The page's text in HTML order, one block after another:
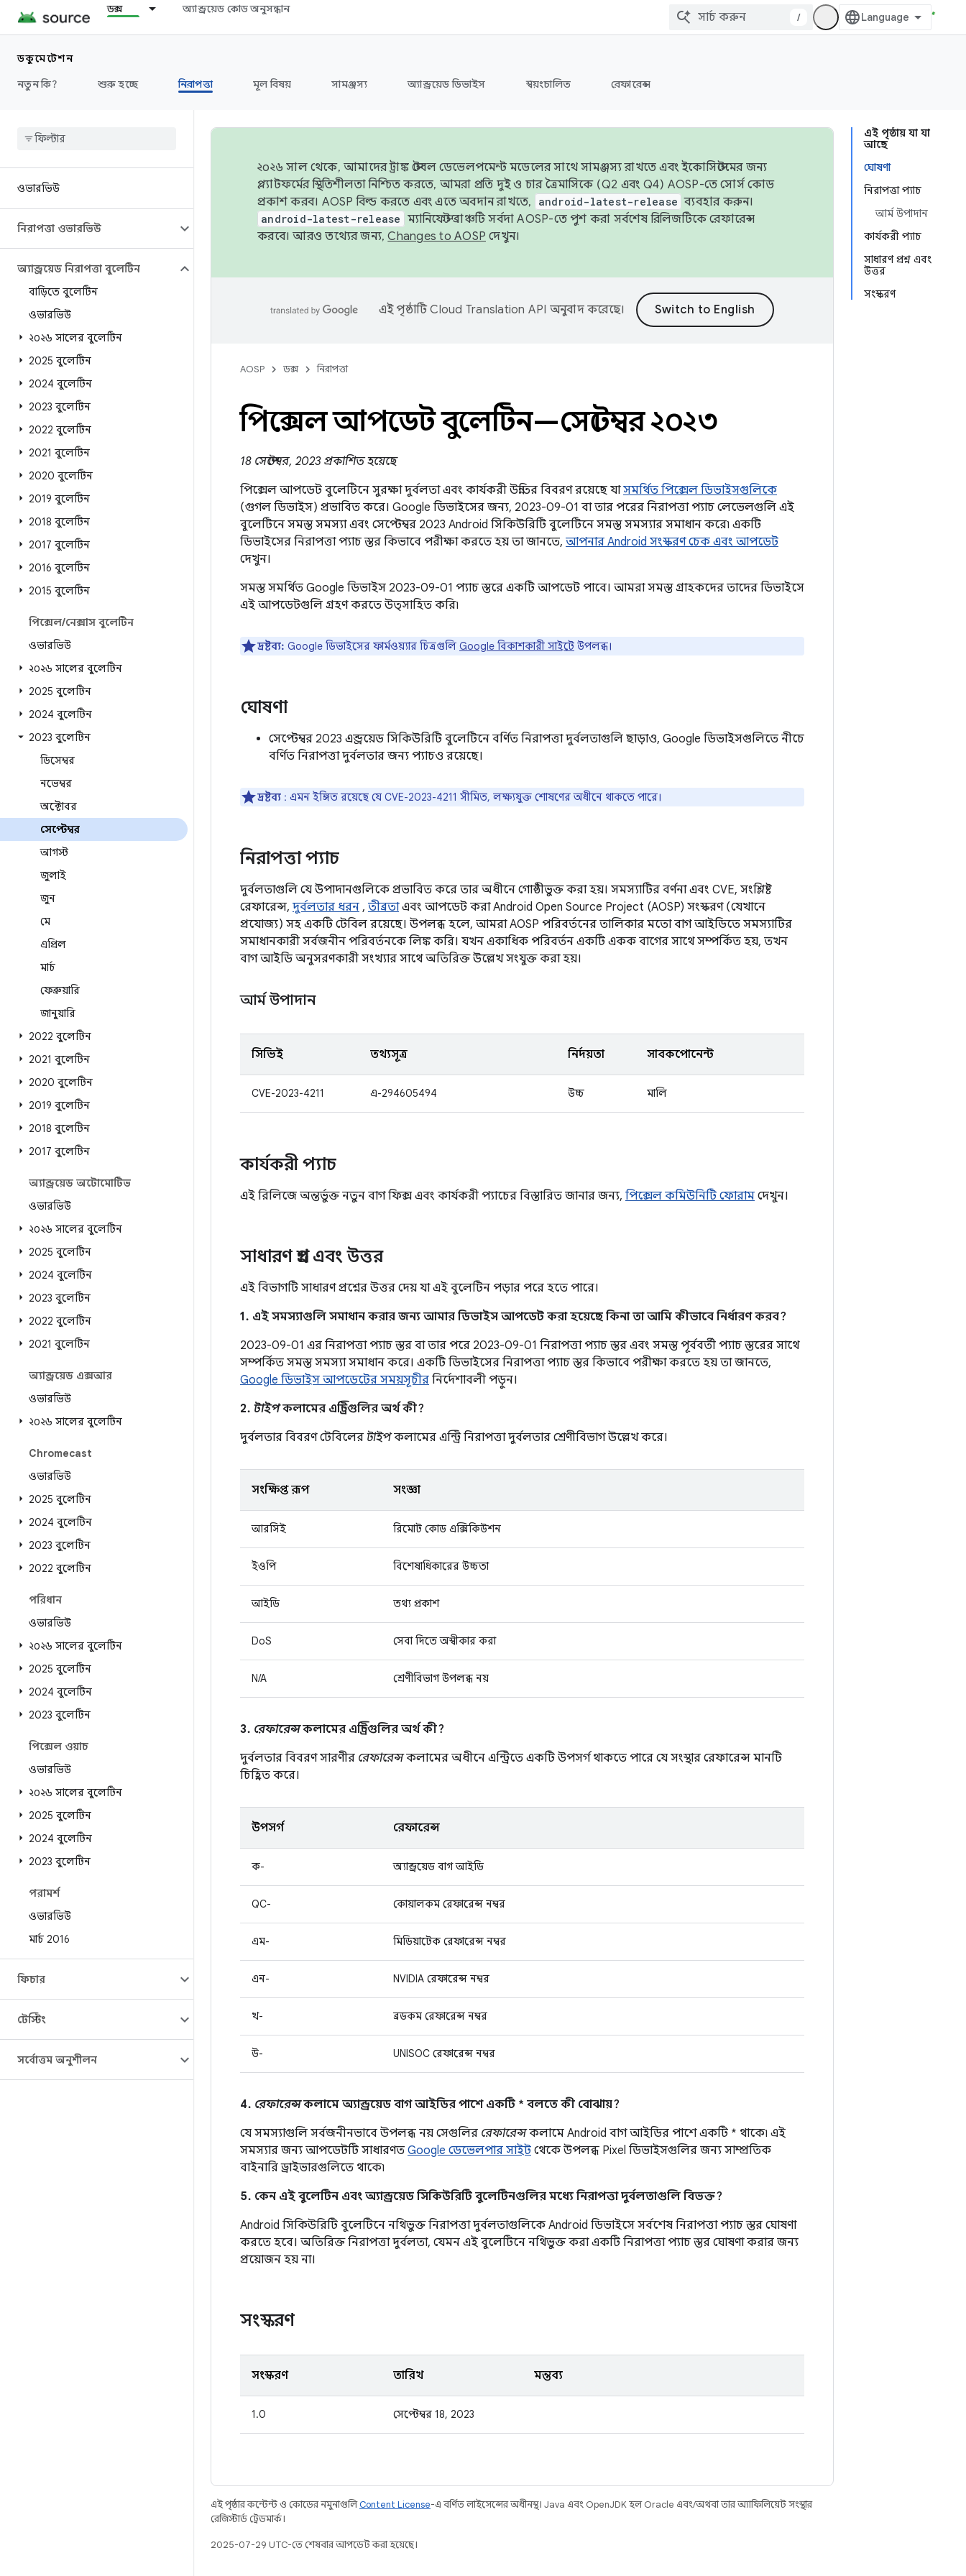
ডক্স অ্যান্ড্রয়েড কোড অনুসন্ধান
/
ডকুমেন্টেশন
নতুন কি?
শুরু হচ্ছে নিরাপত্তা মূল বিষয় সামঞ্জস্য অ্যান্ড্রয়েড ডিভাইস স্বয়ংচালিত রেফারেন্স
ওভারভিউ
নিরাপত্তা ওভারভিউ
অ্যান্ড্রয়েড নিরাপত্তা বুলেটিন
বাড়িতে বুলেটিন
ওভারভিউ
২০২৬ সালের বুলেটিন
2025 বুলেটিন
2024 বুলেটিন
2023 বুলেটিন
2022 বুলেটিন
2021 বুলেটিন
2020 বুলেটিন
2019 বুলেটিন
2018 বুলেটিন
2017 বুলেটিন
2016 বুলেটিন
2015 বুলেটিন
পিক্সেল/নেক্সাস বুলেটিন
ওভারভিউ
২০২৬ সালের বুলেটিন
2025 বুলেটিন
2024 বুলেটিন
2023 বুলেটিন
ডিসেম্বর
নভেম্বর
অক্টোবর
সেপ্টেম্বর
আগস্ট
জুলাই
জুন
মে
এপ্রিল
মার্চ
ফেব্রুয়ারি
জানুয়ারি
2022 বুলেটিন
2021 বুলেটিন
2020 বুলেটিন
2019 বুলেটিন
2018 বুলেটিন
2017 বুলেটিন
অ্যান্ড্রয়েড অটোমোটিভ
ওভারভিউ
২০২৬ সালের বুলেটিন
2025 বুলেটিন
2024 বুলেটিন
2023 বুলেটিন
2022 বুলেটিন
2021 বুলেটিন
অ্যান্ড্রয়েড এক্সআর
ওভারভিউ
২০২৬ সালের বুলেটিন
Chromecast
ওভারভিউ
2025 বুলেটিন
2024 বুলেটিন
2023 বুলেটিন
2022 বুলেটিন
পরিধান
ওভারভিউ
২০২৬ সালের বুলেটিন
2025 বুলেটিন
2024 বুলেটিন
2023 বুলেটিন
পিক্সেল ওয়াচ
ওভারভিউ
২০২৬ সালের বুলেটিন
2025 বুলেটিন
2024 বুলেটিন
2023 বুলেটিন
পরামর্শ
ওভারভিউ
মার্চ 2016
ফিচার
টেস্টিং
সর্বোত্তম অনুশীলন
এই পৃষ্ঠায় যা যা
আছে
ঘোষণা
নিরাপত্তা প্যাচ
আর্ম উপাদান
কার্যকরী প্যাচ
সাধারণ প্রশ্ন এবং
উত্তর
সংস্করণ
২০২৬ সাল থেকে, আমাদের ট্রাঙ্ক স্টেবল ডেভেলপমেন্ট মডেলের সাথে সামঞ্জস্য রাখতে এবং ইকোসিস্টেমের জন্য
প্ল্যাটফর্মের স্থিতিশীলতা নিশ্চিত করতে, আমরা প্রতি দুই ও চার ত্রৈমাসিকে (Q2 এবং Q4) AOSP-তে সোর্স কোড
প্রকাশ করব। AOSP বিল্ড করতে এবং এতে অবদান রাখতে,
android-latest-release ব্যবহার করুন।
android-latest-release ম্যানিফেস্ট ব্রাঞ্চটি সর্বদা AOSP-তে পুশ করা সর্বশেষ রিলিজটিকে রেফারেন্স
করবে। আরও তথ্যের জন্য,Changes to AOSP দেখুন।
এই পৃষ্ঠাটিCloud Translation API অনুবাদ করেছে।
AOSP ডক্স নিরাপত্তা
পিক্সেল আপডেট বুলেটিন—সেপ্টেম্বর ২০২৩
18 সেপ্টেম্বর, 2023 প্রকাশিত হয়েছে
পিক্সেল আপডেট বুলেটিনে সুরক্ষা দুর্বলতা এবং কার্যকরী উন্নতির বিবরণ রয়েছে যাসমর্থিত পিক্সেল ডিভাইসগুলিকে
(গুগল ডিভাইস) প্রভাবিত করে। Google ডিভাইসের জন্য, 2023-09-01 বা তার পরের নিরাপত্তা প্যাচ লেভেলগুলি এই
বুলেটিনে সমস্ত সমস্যা এবং সেপ্টেম্বর 2023 Android সিকিউরিটি বুলেটিনে সমস্ত সমস্যার সমাধান করে৷ একটি
ডিভাইসের নিরাপত্তা প্যাচ স্তর কিভাবে পরীক্ষা করতে হয় তা জানতে, আপনার Android সংস্করণ চেক এবং আপডেট
দেখুন।
সমস্ত সমর্থিত Google ডিভাইস 2023-09-01 প্যাচ স্তরে একটি আপডেট পাবে। আমরা সমস্ত গ্রাহকদের তাদের ডিভাইসে
এই আপডেটগুলি গ্রহণ করতে উত্সাহিত করি৷
দ্রষ্টব্য: Google ডিভাইসের ফার্মওয়্যার চিত্রগুলি Google বিকাশকারী সাইটে উপলব্ধ।
ঘোষণা
সেপ্টেম্বর 2023 এন্ড্রয়েড সিকিউরিটি বুলেটিনে বর্ণিত নিরাপত্তা দুর্বলতাগুলি ছাড়াও, Google ডিভাইসগুলিতে নীচে
বর্ণিত নিরাপত্তা দুর্বলতার জন্য প্যাচও রয়েছে।
দ্রষ্টব্য : এমন ইঙ্গিত রয়েছে যে CVE-2023-4211 সীমিত, লক্ষ্যযুক্ত শোষণের অধীনে থাকতে পারে।
নিরাপত্তা প্যাচ
দুর্বলতাগুলি যে উপাদানগুলিকে প্রভাবিত করে তার অধীনে গোষ্ঠীভুক্ত করা হয়। সমস্যাটির বর্ণনা এবং CVE, সংশ্লিষ্ট
রেফারেন্স, দুর্বলতার ধরন , তীব্রতাএবং আপডেট করা Android Open Source Project (AOSP) সংস্করণ (যেখানে
প্রযোজ্য) সহ একটি টেবিল রয়েছে। উপলব্ধ হলে, আমরা AOSP পরিবর্তনের তালিকার মতো বাগ আইডিতে সমস্যাটির
সমাধানকারী সর্বজনীন পরিবর্তনকে লিঙ্ক করি। যখন একাধিক পরিবর্তন একটি একক বাগের সাথে সম্পর্কিত হয়, তখন
বাগ আইডি অনুসরণকারী সংখ্যার সাথে অতিরিক্ত উল্লেখ সংযুক্ত করা হয়।
আর্ম উপাদান
সিভিই তথ্যসূত্র নির্দয়তা সাবকম্পোনেন্ট
CVE-2023-4211 এ-294605494 উচ্চ মালি
কার্যকরী প্যাচ
এই রিলিজে অন্তর্ভুক্ত নতুন বাগ ফিক্স এবং কার্যকরী প্যাচের বিস্তারিত জানার জন্য, পিক্সেল কমিউনিটি ফোরাম দেখুন।
সাধারণ প্রশ্ন এবং উত্তর
এই বিভাগটি সাধারণ প্রশ্নের উত্তর দেয় যা এই বুলেটিন পড়ার পরে হতে পারে।
1. এই সমস্যাগুলি সমাধান করার জন্য আমার ডিভাইস আপডেট করা হয়েছে কিনা তা আমি কীভাবে নির্ধারণ করব?
2023-09-01 এর নিরাপত্তা প্যাচ স্তর বা তার পরে 2023-09-01 নিরাপত্তা প্যাচ স্তর এবং সমস্ত পূর্ববর্তী প্যাচ স্তরের সাথে
সম্পর্কিত সমস্ত সমস্যা সমাধান করে। একটি ডিভাইসের নিরাপত্তা প্যাচ স্তর কিভাবে পরীক্ষা করতে হয় তা জানতে,
Google ডিভাইস আপডেটের সময়সূচীর নির্দেশাবলী পড়ুন।
2. টাইপকলামের এন্ট্রিগুলির অর্থ কী?
দুর্বলতার বিবরণ টেবিলের টাইপকলামের এন্ট্রি নিরাপত্তা দুর্বলতার শ্রেণীবিভাগ উল্লেখ করে।
সংক্ষিপ্ত রূপ সংজ্ঞা
আরসিই রিমোট কোড এক্সিকিউশন
ইওপি বিশেষাধিকারের উচ্চতা
আইডি তথ্য প্রকাশ
DoS সেবা দিতে অস্বীকার করা
N/A শ্রেণীবিভাগ উপলব্ধ নয়
3. রেফারেন্সকলামের এন্ট্রিগুলির অর্থ কী?
দুর্বলতার বিবরণ সারণীর রেফারেন্সকলামের অধীনে এন্ট্রিতে একটি উপসর্গ থাকতে পারে যে সংস্থার রেফারেন্স মানটি
চিহ্নিত করে।
উপসর্গ রেফারেন্স
ক- অ্যান্ড্রয়েড বাগ আইডি
QC- কোয়ালকম রেফারেন্স নম্বর
এম- মিডিয়াটেক রেফারেন্স নম্বর
এন- NVIDIA রেফারেন্স নম্বর
খ- ব্রডকম রেফারেন্স নম্বর
উ- UNISOC রেফারেন্স নম্বর
4. রেফারেন্সকলামে অ্যান্ড্রয়েড বাগ আইডির পাশে একটি * বলতে কী বোঝায়?
যে সমস্যাগুলি সর্বজনীনভাবে উপলব্ধ নয় সেগুলির রেফারেন্সকলামে Android বাগ আইডির পাশে একটি * থাকে৷ এই
সমস্যার জন্য আপডেটটি সাধারণত Google ডেভেলপার সাইট থেকে উপলব্ধ Pixel ডিভাইসগুলির জন্য সাম্প্রতিক
বাইনারি ড্রাইভারগুলিতে থাকে৷
5. কেন এই বুলেটিন এবং অ্যান্ড্রয়েড সিকিউরিটি বুলেটিনগুলির মধ্যে নিরাপত্তা দুর্বলতাগুলি বিভক্ত?
Android সিকিউরিটি বুলেটিনে নথিভুক্ত নিরাপত্তা দুর্বলতাগুলিকে Android ডিভাইসে সর্বশেষ নিরাপত্তা প্যাচ স্তর ঘোষণা
করতে হবে। অতিরিক্ত নিরাপত্তা দুর্বলতা, যেমন এই বুলেটিনে নথিভুক্ত করা একটি নিরাপত্তা প্যাচ স্তর ঘোষণা করার জন্য
প্রয়োজন হয় না।
সংস্করণ
সংস্করণ তারিখ মন্তব্য
1.0 সেপ্টেম্বর 18, 2023
এই পৃষ্ঠার কন্টেন্ট ও কোডের নমুনাগুলিContent License-এ বর্ণিত লাইসেন্সের অধীনস্থ। Java এবং OpenJDK হল Oracle এবং/অথবা তার অ্যাফিলিয়েট সংস্থার
রেজিস্টার্ড ট্রেডমার্ক।
2025-07-29 UTC-তে শেষবার আপডেট করা হয়েছে।